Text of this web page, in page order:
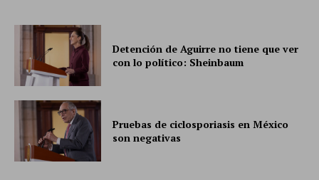
Detención de Aguirre no tiene que ver
con lo político: Sheinbaum
Pruebas de ciclosporiasis en México
son negativas